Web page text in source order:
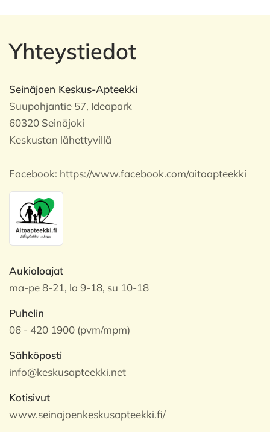
Yhteystiedot
Seinäjoen Keskus-Apteekki
Suupohjantie 57, Ideapark
60320 Seinäjoki
Keskustan lähettyvillä
Facebook: https://www.facebook.com/aitoapteekki
Aukioloajat
ma-pe 8-21, la 9-18, su 10-18
Puhelin
06 - 420 1900 (pvm/mpm)
Sähköposti
info@keskusapteekki.net
Kotisivut
www.seinajoenkeskusapteekki.fi/